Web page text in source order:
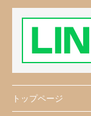
トップページ